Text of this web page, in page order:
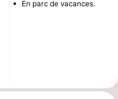
En parc de vacances.